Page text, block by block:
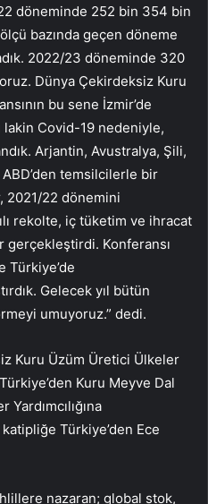
döneminde 252 bin 354 bin
bazında geçen döneme
2022/23 döneminde 320
Dünya Çekirdeksiz Kuru
bu sene İzmir’de
Covid-19 nedeniyle,
Arjantin, Avustralya, Şili,
temsilcilerle bir
2021/22 dönemini
rekolte, iç tüketim ve ihracat
Konferansı
Türkiye’de
Gelecek yıl bütün
umuyoruz.” dedi.
Kuru Üzüm Üretici Ülkeler
Türkiye’den Kuru Meyve Dal
Türkiye’den Ece
nazaran; global stok,